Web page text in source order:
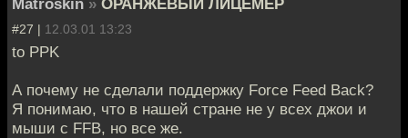
#27 | 12.03.01 13:23
to PPK
А почему не сделали поддержку Force Feed Back?
Я понимаю, что в нашей стране не у всех джои и
мыши с FFB, но все же.